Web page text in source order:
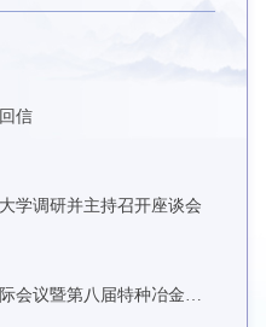
信
学调研并主持召开座谈会
第三届高品质特殊钢冶金国际会议暨第八届特种冶金技术学术会议在东北大学召开